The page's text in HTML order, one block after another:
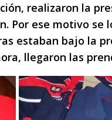
realizaron la
Por ese motivo se
estaban bajo la
llegaron las